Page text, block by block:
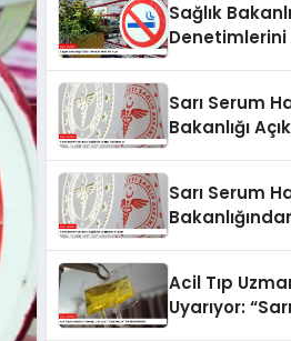
Sağlık
Denetimlerini
Sarı Serum
Bakanlığı
Sarı Serum
Acil Tıp
Uyarıyor: